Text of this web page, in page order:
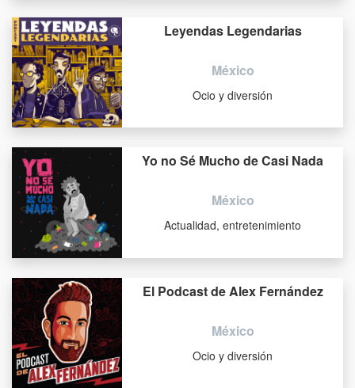
Leyendas Legendarias
México
Ocio y diversión
Yo no Sé Mucho de Casi Nada
México
Actualidad, entretenimiento
El Podcast de Alex Fernández
México
Ocio y diversión